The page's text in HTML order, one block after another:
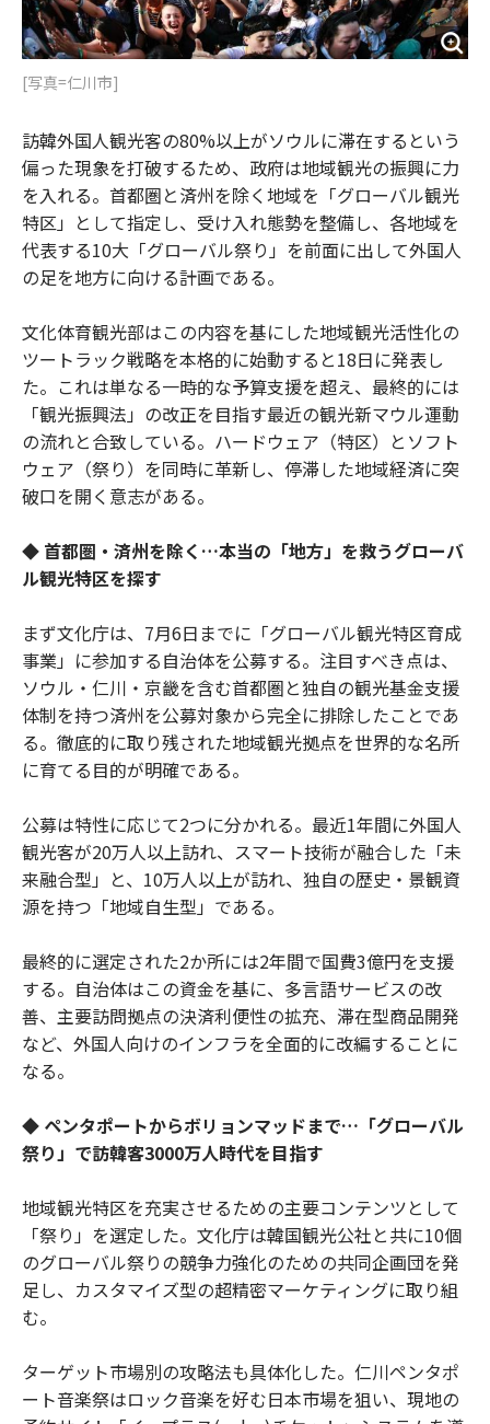
[写真=仁川市]
訪韓外国人観光客の80%以上がソウルに滞在するという
偏った現象を打破するため、政府は地域観光の振興に力
を入れる。首都圏と済州を除く地域を「グローバル観光
特区」として指定し、受け入れ態勢を整備し、各地域を
代表する10大「グローバル祭り」を前面に出して外国人
の足を地方に向ける計画である。
文化体育観光部はこの内容を基にした地域観光活性化の
ツートラック戦略を本格的に始動すると18日に発表し
た。これは単なる一時的な予算支援を超え、最終的には
「観光振興法」の改正を目指す最近の観光新マウル運動
の流れと合致している。ハードウェア（特区）とソフト
ウェア（祭り）を同時に革新し、停滞した地域経済に突
破口を開く意志がある。
◆ 首都圏・済州を除く…本当の「地方」を救うグローバ
ル観光特区を探す
まず文化庁は、7月6日までに「グローバル観光特区育成
事業」に参加する自治体を公募する。注目すべき点は、
ソウル・仁川・京畿を含む首都圏と独自の観光基金支援
体制を持つ済州を公募対象から完全に排除したことであ
る。徹底的に取り残された地域観光拠点を世界的な名所
に育てる目的が明確である。
公募は特性に応じて2つに分かれる。最近1年間に外国人
観光客が20万人以上訪れ、スマート技術が融合した「未
来融合型」と、10万人以上が訪れ、独自の歴史・景観資
源を持つ「地域自生型」である。
最終的に選定された2か所には2年間で国費3億円を支援
する。自治体はこの資金を基に、多言語サービスの改
善、主要訪問拠点の決済利便性の拡充、滞在型商品開発
など、外国人向けのインフラを全面的に改編することに
なる。
◆ ペンタポートからボリョンマッドまで…「グローバル
祭り」で訪韓客3000万人時代を目指す
地域観光特区を充実させるための主要コンテンツとして
「祭り」を選定した。文化庁は韓国観光公社と共に10個
のグローバル祭りの競争力強化のための共同企画団を発
足し、カスタマイズ型の超精密マーケティングに取り組
む。
ターゲット市場別の攻略法も具体化した。仁川ペンタポ
ート音楽祭はロック音楽を好む日本市場を狙い、現地の